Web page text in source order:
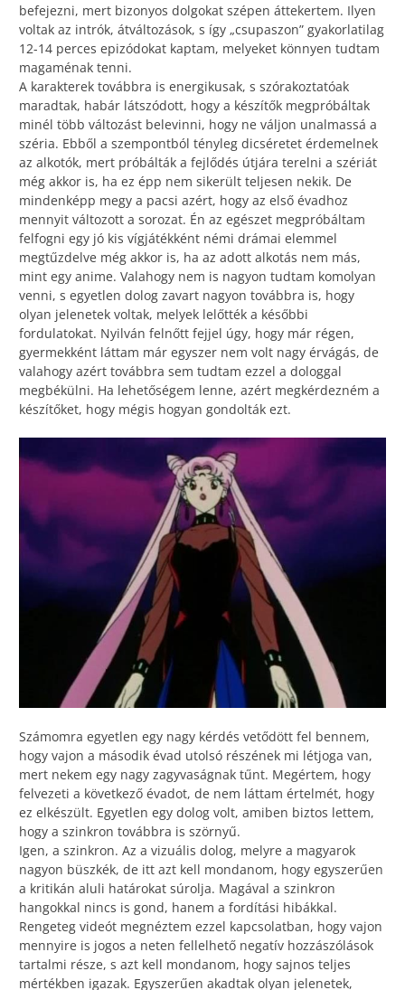
befejezni, mert bizonyos dolgokat szépen áttekertem. Ilyen
voltak az intrók, átváltozások, s így „csupaszon” gyakorlatilag
12-14 perces epizódokat kaptam, melyeket könnyen tudtam
magaménak tenni.
A karakterek továbbra is energikusak, s szórakoztatóak
maradtak, habár látszódott, hogy a készítők megpróbáltak
minél több változást belevinni, hogy ne váljon unalmassá a
széria. Ebből a szempontból tényleg dicséretet érdemelnek
az alkotók, mert próbálták a fejlődés útjára terelni a szériát
még akkor is, ha ez épp nem sikerült teljesen nekik. De
mindenképp megy a pacsi azért, hogy az első évadhoz
mennyit változott a sorozat. Én az egészet megpróbáltam
felfogni egy jó kis vígjátékként némi drámai elemmel
megtűzdelve még akkor is, ha az adott alkotás nem más,
mint egy anime. Valahogy nem is nagyon tudtam komolyan
venni, s egyetlen dolog zavart nagyon továbbra is, hogy
olyan jelenetek voltak, melyek lelőtték a későbbi
fordulatokat. Nyilván felnőtt fejjel úgy, hogy már régen,
gyermekként láttam már egyszer nem volt nagy érvágás, de
valahogy azért továbbra sem tudtam ezzel a dologgal
megbékülni. Ha lehetőségem lenne, azért megkérdezném a
készítőket, hogy mégis hogyan gondolták ezt.
Számomra egyetlen egy nagy kérdés vetődött fel bennem,
hogy vajon a második évad utolsó részének mi létjoga van,
mert nekem egy nagy zagyvaságnak tűnt. Megértem, hogy
felvezeti a következő évadot, de nem láttam értelmét, hogy
ez elkészült. Egyetlen egy dolog volt, amiben biztos lettem,
hogy a szinkron továbbra is szörnyű.
Igen, a szinkron. Az a vizuális dolog, melyre a magyarok
nagyon büszkék, de itt azt kell mondanom, hogy egyszerűen
a kritikán aluli határokat súrolja. Magával a szinkron
hangokkal nincs is gond, hanem a fordítási hibákkal.
Rengeteg videót megnéztem ezzel kapcsolatban, hogy vajon
mennyire is jogos a neten fellelhető negatív hozzászólások
tartalmi része, s azt kell mondanom, hogy sajnos teljes
mértékben igazak. Egyszerűen akadtak olyan jelenetek,